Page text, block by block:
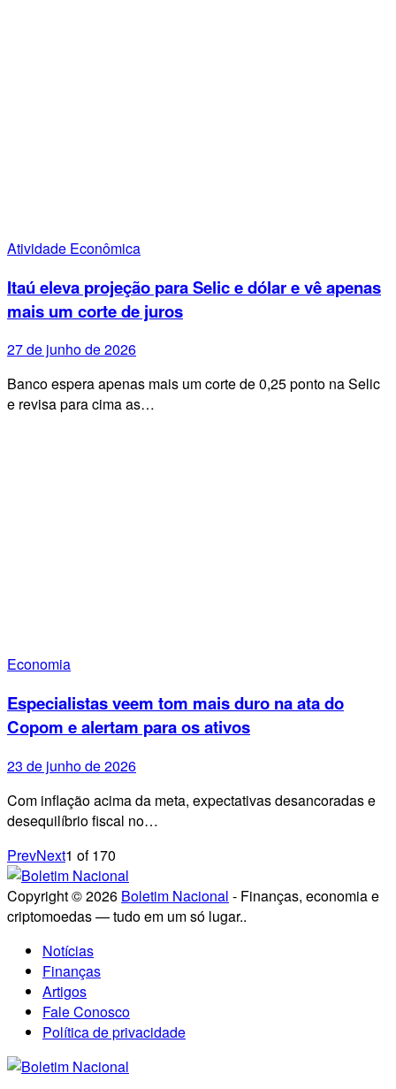
Atividade Econômica
Itaú eleva projeção para Selic e dólar e vê apenas
mais um corte de juros
27 de junho de 2026
Banco espera apenas mais um corte de 0,25 ponto na Selic
e revisa para cima as…
Economia
Especialistas veem tom mais duro na ata do
Copom e alertam para os ativos
23 de junho de 2026
Com inflação acima da meta, expectativas desancoradas e
desequilíbrio fiscal no…
PrevNext1 of170
Copyright © 2026 Boletim Nacional - Finanças, economia e
criptomoedas — tudo em um só lugar..
Notícias
Finanças
Artigos
Fale Conosco
Política de privacidade